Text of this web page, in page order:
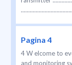
Pagina 4
4 W elcome to
and monitoring